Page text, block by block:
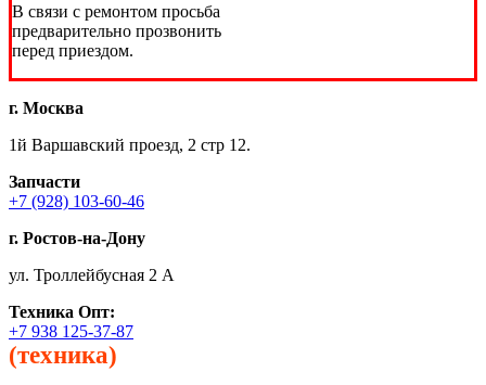
В связи с ремонтом просьба
предварительно прозвонить
перед приездом.
г. Москва
1й Варшавский проезд, 2 стр 12.
Запчасти
+7 (928) 103-60-46
г. Ростов-на-Дону
ул. Троллейбусная 2 А
Техника Опт:
+7 938 125-37-87
(техника)